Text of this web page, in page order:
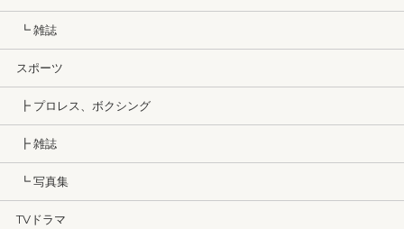
┗ 雑誌
スポーツ
┣ プロレス、ボクシング
┣ 雑誌
┗ 写真集
TVドラマ